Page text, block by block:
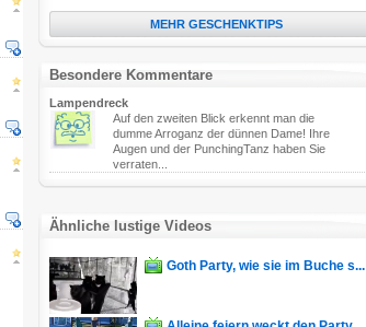
MEHR GESCHENKTIPS
Besondere Kommentare
Lampendreck
Auf den zweiten Blick erkennt man die
dumme Arroganz der dünnen Dame! Ihre
Augen und der PunchingTanz haben Sie
verraten...
Ähnliche lustige Videos
Goth Party, wie sie im Buche s...